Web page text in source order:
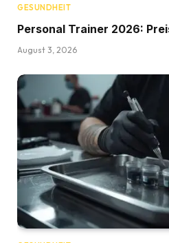
GESUNDHEIT
Personal Trainer 2026:
August 3, 2026